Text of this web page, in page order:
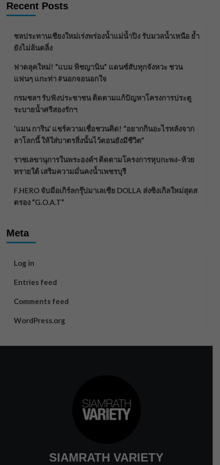
Recent Posts
ชลประทานเชียงใหม่เร่งพร่องน้ำแม่น้ำปิง รับมวลน้ำเหนือ ย้ำ
ยังไม่ล้นตลิ่ง
ฟาดลุคใหม่! “แบม พิชญานิน” แดนซ์สับทุกจังหวะ ชวน
แฟนๆ แกะท่า #นอกจอนอกใจ
กรมชลฯ รับฟังประชาชน ติดตามแก้ปัญหาโครงการประตู
ระบายน้ำศรีสองรักฯ
‘แมน การิน’ แชร์ความเชื่อชวนคิด! “อยากกินอะไรหลังจาก
ลาโลกนี้ ให้ใส่บาตรสิ่งนั้นไว้ตอนยังมีชีวิต”
ราชเลขานุการในพระองค์ฯ ติดตามโครงการหุบกะพง–ห้วย
ทรายใต้ เสริมความมั่นคงน้ำเพชรบุรี
F.HERO จับมือเกิร์ลกรุ๊ปมาเลเซีย DOLLA ส่งซิงเกิลใหม่สุดส
ตรอง “G.O.A.T”
Meta
Log in
Entries feed
Comments feed
WordPress.org
SIAMRATH VARIETY